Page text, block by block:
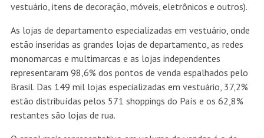
vestuário, itens de decoração, móveis, eletrônicos e outros).
As lojas de departamento especializadas em vestuário, onde
estão inseridas as grandes lojas de departamento, as redes
monomarcas e multimarcas e as lojas independentes
representaram 98,6% dos pontos de venda espalhados pelo
Brasil. Das 149 mil lojas especializadas em vestuário, 37,2%
estão distribuídas pelos 571 shoppings do País e os 62,8%
restantes são lojas de rua.